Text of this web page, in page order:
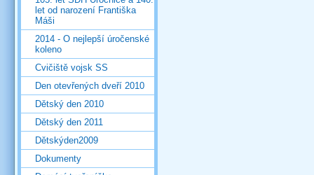
let od narození Františka
Máši
2014 - O nejlepší úročenské
koleno
Cvičiště vojsk SS
Den otevřených dveří 2010
Dětský den 2010
Dětský den 2011
Dětskýden2009
Dokumenty